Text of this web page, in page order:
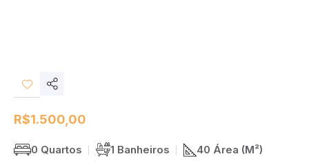
DesejosCompartilhar
R$1.500,00
0 Quartos 1 Banheiros 40 Área (M²)